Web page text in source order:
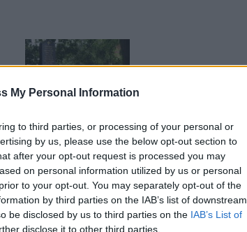
My Personal Information
to third parties, or processing of your personal or
by us, please use the below opt-out section to
after your opt-out request is processed you may
on personal information utilized by us or personal
to your opt-out. You may separately opt-out of the
by third parties on the IAB’s list of downstream
be disclosed by us to third parties on the IAB’s List of
disclose it to other third parties.